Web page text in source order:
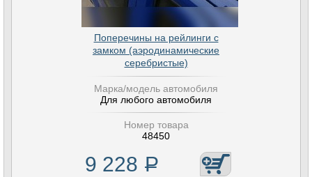
Поперечины на рейлинги с
замком (аэродинамические
серебристые)
Марка/модель автомобиля
Для любого автомобиля
Номер товара
48450
9 228 Р